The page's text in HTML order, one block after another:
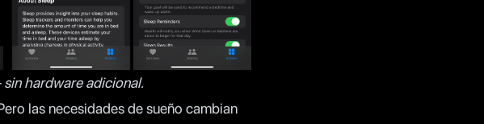
hardware adicional.
las necesidades de sueño cambian